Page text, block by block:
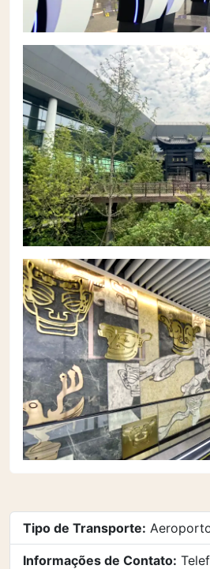
Tipo de Transporte:
Informações de Contato: